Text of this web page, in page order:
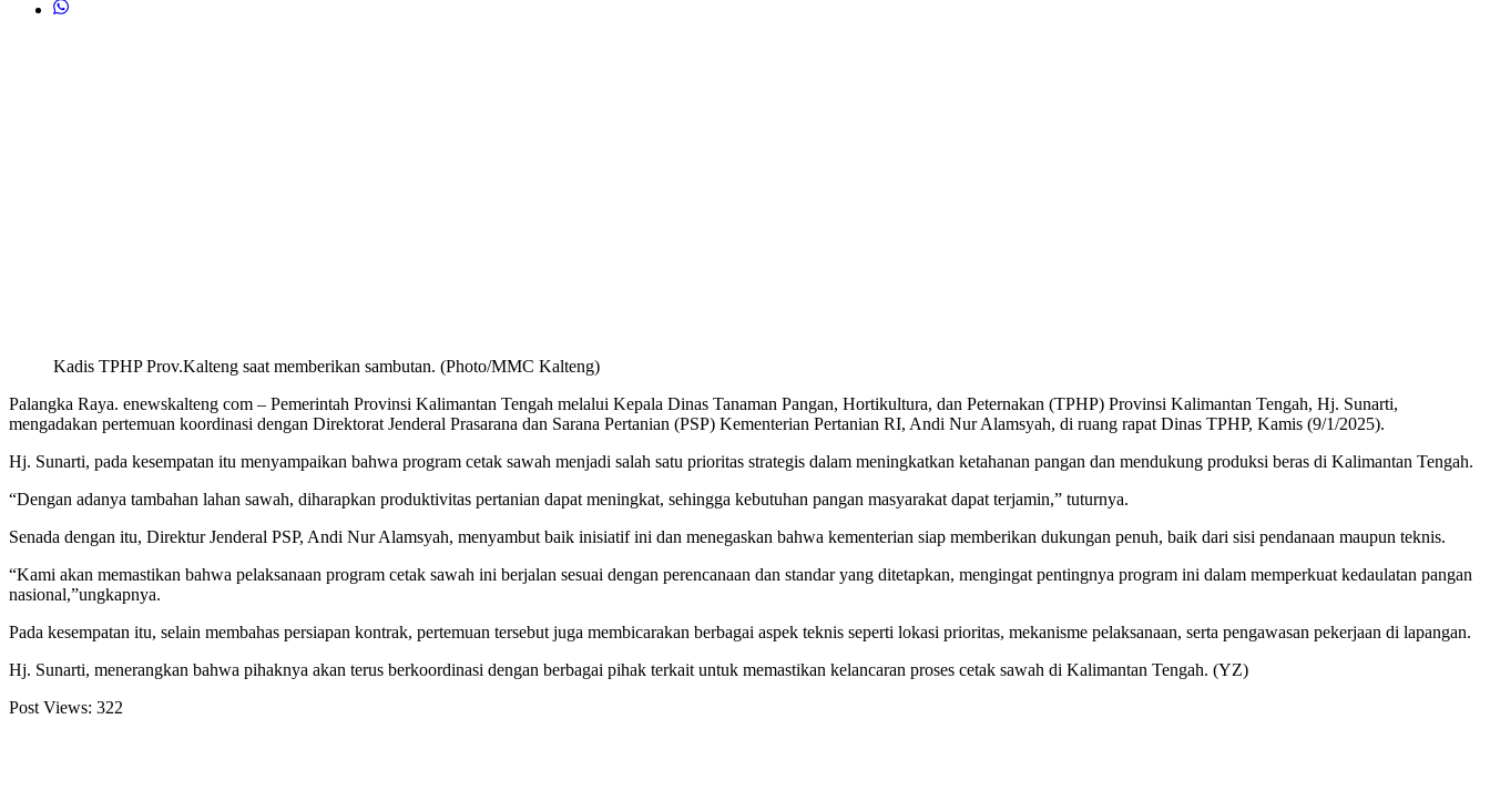
Kadis TPHP Prov.Kalteng saat memberikan sambutan. (Photo/MMC Kalteng)
Palangka Raya. enewskalteng com – Pemerintah Provinsi Kalimantan Tengah melalui Kepala Dinas Tanaman Pangan, Hortikultura, dan Peternakan (TPHP) Provinsi Kalimantan Tengah, Hj. Sunarti,
mengadakan pertemuan koordinasi dengan Direktorat Jenderal Prasarana dan Sarana Pertanian (PSP) Kementerian Pertanian RI, Andi Nur Alamsyah, di ruang rapat Dinas TPHP, Kamis (9/1/2025).
Hj. Sunarti, pada kesempatan itu menyampaikan bahwa program cetak sawah menjadi salah satu prioritas strategis dalam meningkatkan ketahanan pangan dan mendukung produksi beras di Kalimantan Tengah.
“Dengan adanya tambahan lahan sawah, diharapkan produktivitas pertanian dapat meningkat, sehingga kebutuhan pangan masyarakat dapat terjamin,” tuturnya.
Senada dengan itu, Direktur Jenderal PSP, Andi Nur Alamsyah, menyambut baik inisiatif ini dan menegaskan bahwa kementerian siap memberikan dukungan penuh, baik dari sisi pendanaan maupun teknis.
“Kami akan memastikan bahwa pelaksanaan program cetak sawah ini berjalan sesuai dengan perencanaan dan standar yang ditetapkan, mengingat pentingnya program ini dalam memperkuat kedaulatan pangan
nasional,”ungkapnya.
Pada kesempatan itu, selain membahas persiapan kontrak, pertemuan tersebut juga membicarakan berbagai aspek teknis seperti lokasi prioritas, mekanisme pelaksanaan, serta pengawasan pekerjaan di lapangan.
Hj. Sunarti, menerangkan bahwa pihaknya akan terus berkoordinasi dengan berbagai pihak terkait untuk memastikan kelancaran proses cetak sawah di Kalimantan Tengah. (YZ)
Post Views: 322